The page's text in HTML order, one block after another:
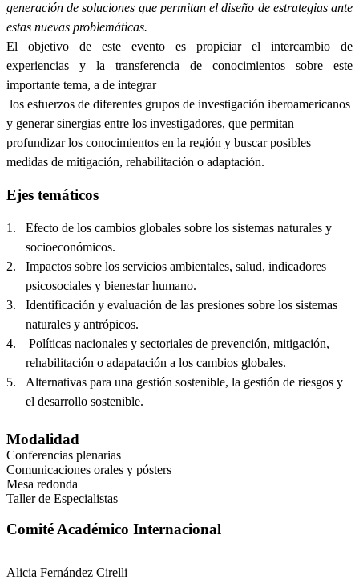
generación de soluciones que permitan el diseño de estrategias ante
estas nuevas problemáticas.
El objetivo de este evento es propiciar el intercambio de
experiencias y la transferencia de conocimientos sobre este
importante tema, a de integrar
los esfuerzos de diferentes grupos de investigación iberoamericanos
y generar sinergias entre los investigadores, que permitan
profundizar los conocimientos en la región y buscarposibles
medidas de mitigación, rehabilitación o adaptación.
Ejes temáticos
1.
Efecto de los cambios globales sobre los sistemas naturales y
socioeconómicos.
2.
Impactos sobre los servicios ambientales, salud, indicadores
psicosociales y bienestar humano.
3.
Identificación y evaluación de las presiones sobre los sistemas
naturales y antrópicos.
4. Políticas nacionales y sectoriales de prevención, mitigación,
rehabilitación o adapatación a los cambios globales.
5.
Alternativas para una gestión sostenible, la gestión de riesgos y
el desarrollo sostenible.
Modalidad
Conferencias plenarias
Comunicaciones orales y pósters
Mesa redonda
Taller de Especialistas
Comité Académico Internacional
Alicia Fernández Cirelli